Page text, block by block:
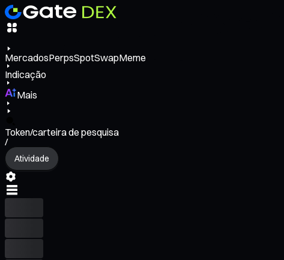
MercadosPerpsSpotSwapMeme
Indicação
Mais
Token/carteira de pesquisa
/
Atividade